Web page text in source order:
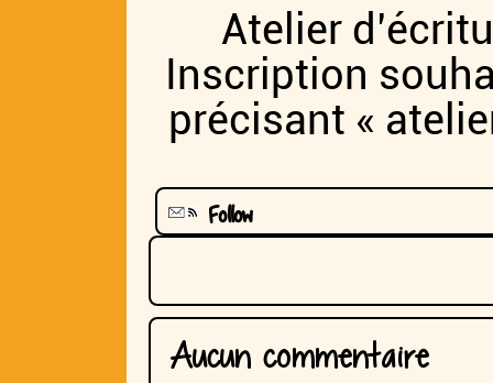
Atelier
Inscription
précisant «
Follow
Aucun commentaire